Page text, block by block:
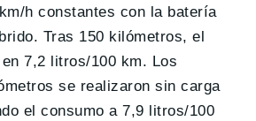
h constantes con la batería
Tras 150 kilómetros, el
7,2 litros/100 km. Los
se realizaron sin carga
el consumo a 7,9 litros/100